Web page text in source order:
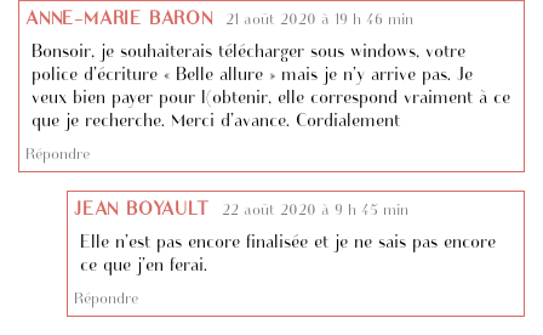
ANNE-MARIE BARON 21 août 2020 à 19 h 46 min
Bonsoir, je souhaiterais télécharger sous windows, votre
police d’écriture « Belle allure » mais je n’y arrive pas. Je
veux bien payer pour l(obtenir, elle correspond vraiment à ce
que je recherche. Merci d’avance. Cordialement
Répondre
JEAN BOYAULT 22 août 2020 à 9 h 45 min
Elle n’est pas encore finalisée et je ne sais pas encore
ce que j’en ferai.
Répondre